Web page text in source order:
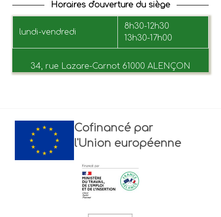
Horaires d'ouverture du siège
lundi-vendredi
8h30-12h30
13h30-17h00
34, rue Lazare-Carnot 61000 ALENÇON
Cofinancé par
l'Union européenne